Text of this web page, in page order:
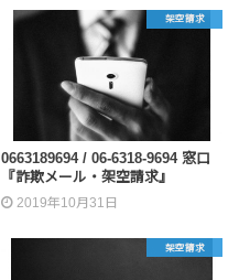
架空請求
0663189694 / 06-6318-9694 窓口
『詐欺メール・架空請求』
2019年10月31日
架空請求